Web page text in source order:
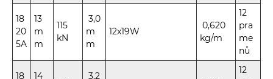
18
20
5A
13
m
m
115
kN
3,0
m
m
12x19W
0,620
kg/m
12
pra
me
nů
18
14
3,2
12